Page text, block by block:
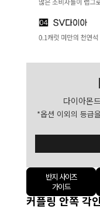
다이아몬
*옵션 이외의 등급
반지 사이즈
가이드
커플링 안쪽 각